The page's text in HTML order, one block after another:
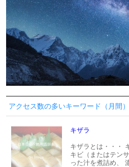
アクセス数の多いキーワード（月間）
キザラ
キザラとは・・・
キビ（またはテン
った汁を煮詰め、